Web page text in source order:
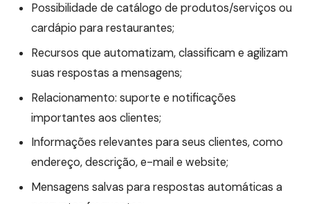
Possibilidade de catálogo de produtos/serviços ou
cardápio para restaurantes;
Recursos que automatizam, classificam e agilizam
suas respostas a mensagens;
Relacionamento: suporte e notificações
importantes aos clientes;
Informações relevantes para seus clientes, como
endereço, descrição, e-mail e website;
Mensagens salvas para respostas automáticas a